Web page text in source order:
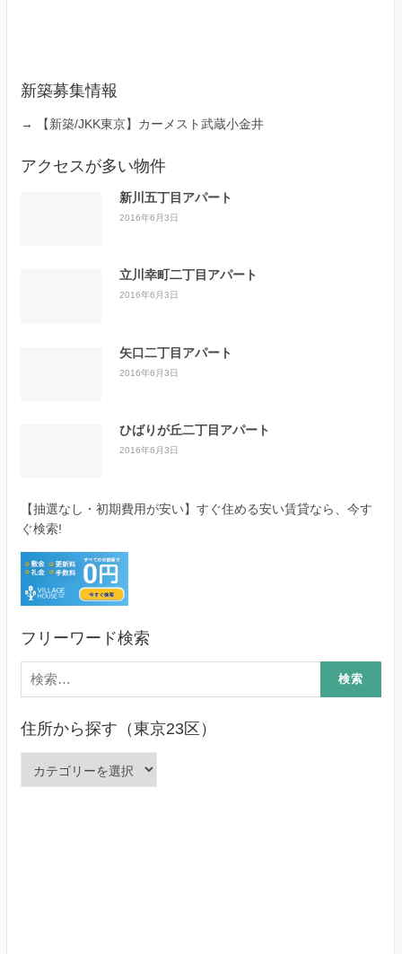
新築募集情報
→ 【新築/JKK東京】カーメスト武蔵小金井
アクセスが多い物件
新川五丁目アパート
2016年6月3日
立川幸町二丁目アパート
2016年6月3日
矢口二丁目アパート
2016年6月3日
ひばりが丘二丁目アパート
2016年6月3日
【抽選なし・初期費用が安い】すぐ住める安い賃貸なら、今す
ぐ検索!
フリーワード検索
検
索:
住所から探す（東京23区）